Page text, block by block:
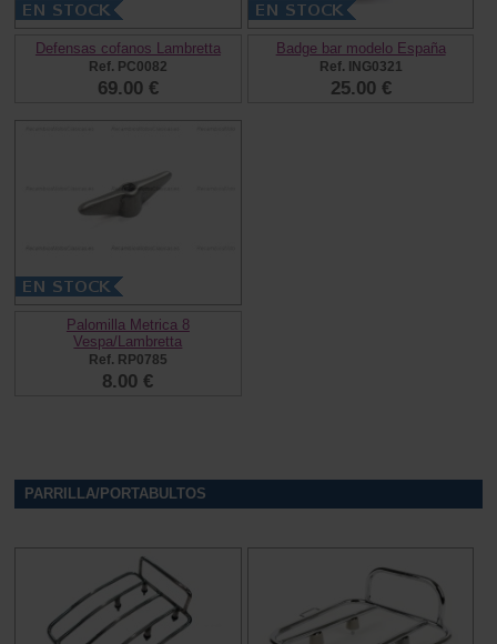
Defensas cofanos Lambretta
Ref. PC0082
69.00 €
Badge bar modelo España
Ref. ING0321
25.00 €
Palomilla Metrica 8
Vespa/Lambretta
Ref. RP0785
8.00 €
PARRILLA/PORTABULTOS